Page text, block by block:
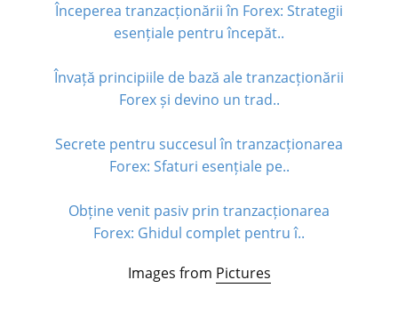
Începerea tranzacționării în Forex: Strategii
esențiale pentru începăt..
Învață principiile de bază ale tranzacționării
Forex și devino un trad..
Secrete pentru succesul în tranzacționarea
Forex: Sfaturi esențiale pe..
Obține venit pasiv prin tranzacționarea
Forex: Ghidul complet pentru î..
Images from Pictures